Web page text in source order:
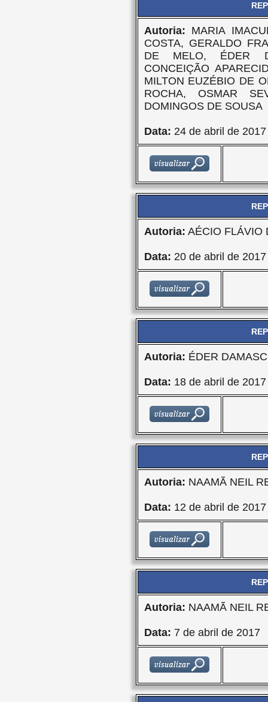
Autoria: MARIA
COSTA, GERALDO
DE MELO, ÉDER
CONCEIÇÃO
MILTON EUZÉBIO DE
ROCHA, OSMAR
DOMINGOS DE SOUSA
Data: 24 de abril de 2017
Autoria: AÉCIO FLÁVIO
Data: 20 de abril de 2017
Autoria: ÉDER
Data: 18 de abril de 2017
Autoria: NAAMÃ NEIL
Data: 12 de abril de 2017
Autoria: NAAMÃ NEIL
Data: 7 de abril de 2017